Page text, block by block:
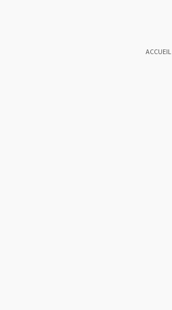
ACCUEIL